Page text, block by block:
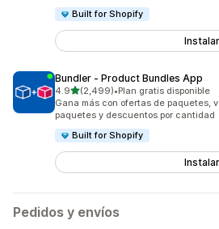
Built for Shopify
Instalar
Bundler ‑ Product Bundles App
4.9de 5 estrellas
(2,499)
2499 reseñas en total
•Plan gratis disponible
Gana más con ofertas de paquetes,
paquetes y descuentos por cantidad
Built for Shopify
Instalar
Pedidos y envíos